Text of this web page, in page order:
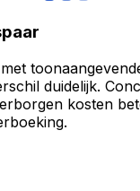
duidelijk.
kosten